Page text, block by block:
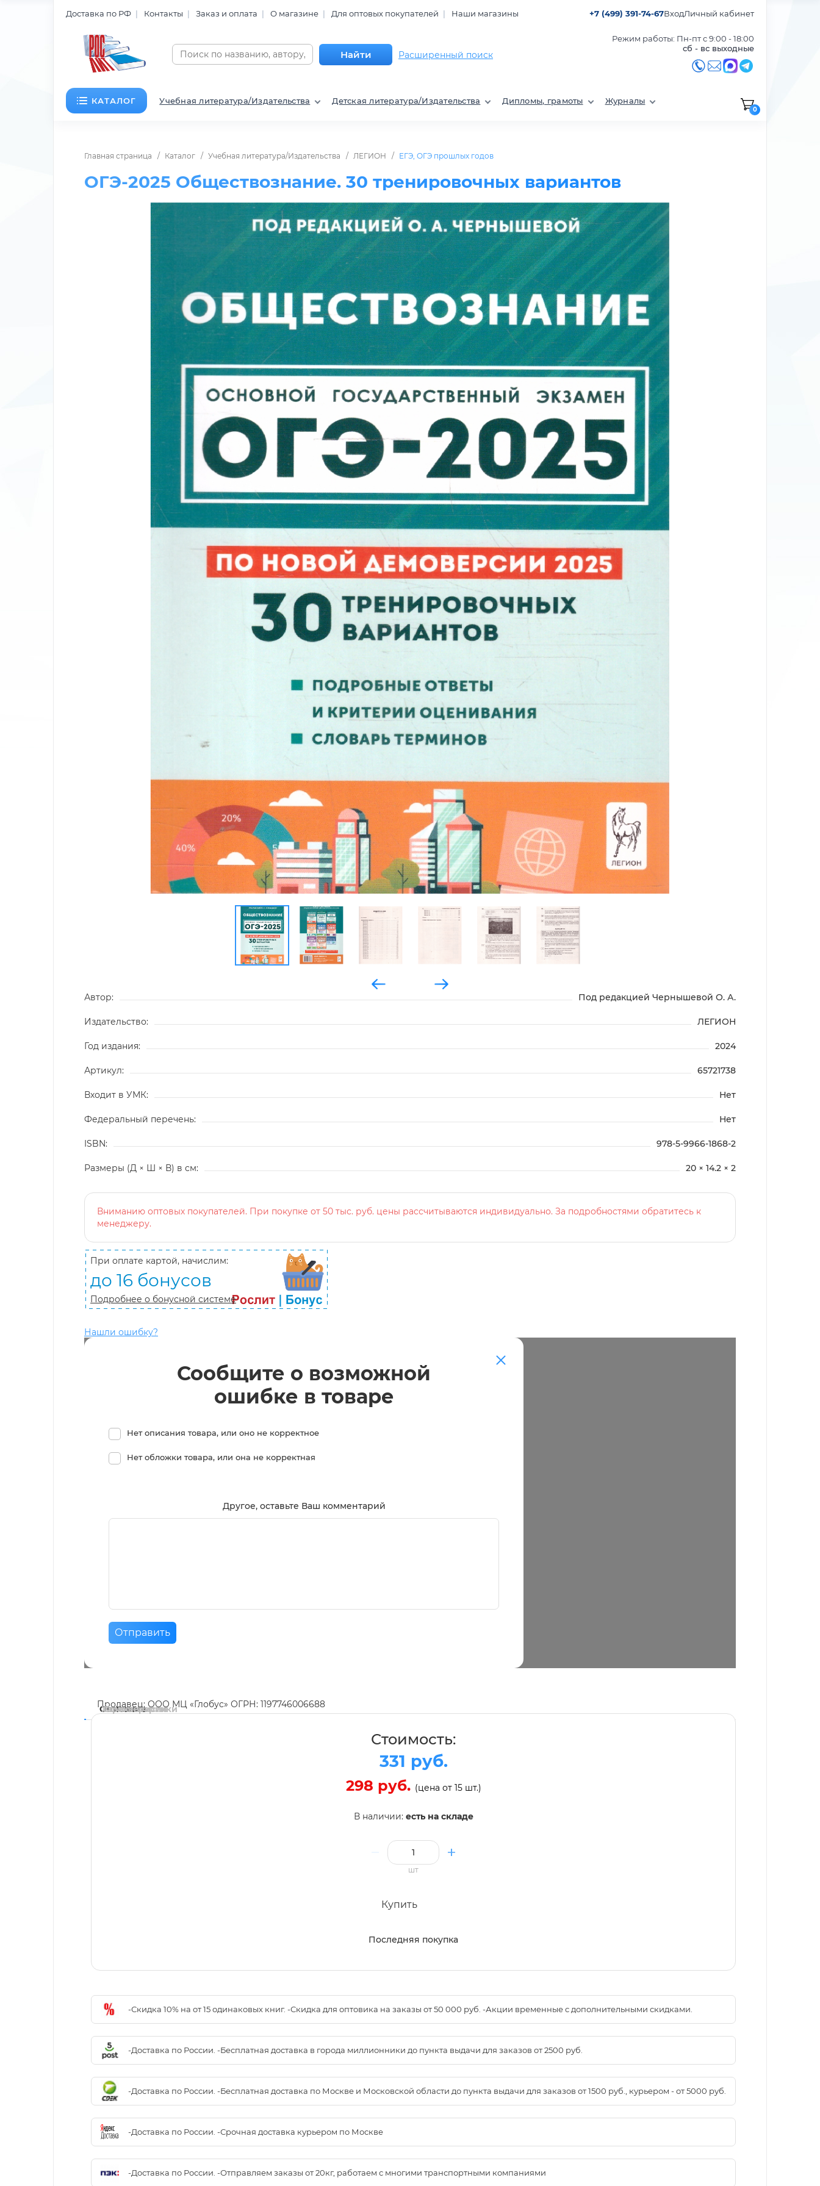
Доставка по РФ Контакты Заказ и оплата О магазине Для оптовых покупателей Наши магазины +7 (499) 391-74-67ВходЛичный кабинет
Найти Расширенный поиск
Режим работы: Пн-пт с 9:00 - 18:00
сб - вс выходные
КАТАЛОГ Учебная литература/Издательства Детская литература/Издательства Дипломы, грамоты Журналы
0
Главная страница Каталог Учебная литература/Издательства ЛЕГИОН ЕГЭ, ОГЭ прошлых годов
ОГЭ-2025 Обществознание. 30 тренировочных вариантов
Автор: Под редакцией Чернышевой О. А.
Издательство: ЛЕГИОН
Год издания: 2024
Артикул: 65721738
Входит в УМК: Нет
Федеральный перечень: Нет
ISBN: 978-5-9966-1868-2
Размеры (Д × Ш × В) в см: 20 × 14.2 × 2
Вниманию оптовых покупателей. При покупке от 50 тыс. руб. цены рассчитываются индивидуально. За подробностями обратитесь к
менеджеру.
При оплате картой, начислим:
до 16 бонусов
Подробнее о бонусной системе
Нашли ошибку?
Сообщите о возможной
ошибке в товаре
Нет описания товара, или оно не корректное
Нет обложки товара, или она не корректная
Другое, оставьте Ваш комментарий
Отправить
Продавец: ООО МЦ «Глобус» ОГРН: 1197746006688
Стоимость:
331 руб.
298 руб. (цена от 15 шт.)
В наличии: есть на складе
шт
Купить
Последняя покупка
-Скидка 10% на от 15 одинаковых книг. -Скидка для оптовика на заказы от 50 000 руб. -Акции временные с дополнительными скидками.
-Доставка по России. -Бесплатная доставка в города миллионники до пункта выдачи для заказов от 2500 руб.
-Доставка по России. -Бесплатная доставка по Москве и Московской области до пункта выдачи для заказов от 1500 руб., курьером - от 5000 руб.
-Доставка по России. -Срочная доставка курьером по Москве
-Доставка по России. -Отправляем заказы от 20кг, работаем с многими транспортными компаниями
Описание
Характеристики
Комментарии